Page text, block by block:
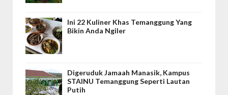
Ini 22 Kuliner Khas Temanggung Yang
Bikin Anda Ngiler
Digeruduk Jamaah Manasik, Kampus
STAINU Temanggung Seperti Lautan
Putih